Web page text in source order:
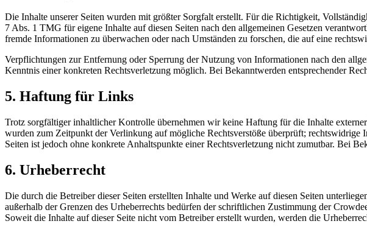
Die Inhalte unserer Seiten wurden mit größter Sorgfalt erstellt. Für die Richtigkeit,
7 Abs. 1 TMG für eigene Inhalte auf diesen Seiten nach den allgemeinen Gesetzen
fremde Informationen zu überwachen oder nach Umständen zu forschen, die auf eine
Verpflichtungen zur Entfernung oder Sperrung der Nutzung von Informationen nach den
Kenntnis einer konkreten Rechtsverletzung möglich. Bei Bekanntwerden entsprechender
5. Haftung für Links
Trotz sorgfältiger inhaltlicher Kontrolle übernehmen wir keine Haftung für die Inhalte
wurden zum Zeitpunkt der Verlinkung auf mögliche Rechtsverstöße überprüft;
Seiten ist jedoch ohne konkrete Anhaltspunkte einer Rechtsverletzung nicht zumutbar. Bei
6. Urheberrecht
Die durch die Betreiber dieser Seiten erstellten Inhalte und Werke auf diesen Seiten
außerhalb der Grenzen des Urheberrechts bedürfen der schriftlichen Zustimmung der
Soweit die Inhalte auf dieser Seite nicht vom Betreiber erstellt wurden, werden die